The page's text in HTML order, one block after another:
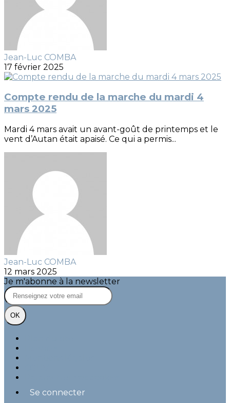
Jean-Luc COMBA
17 février 2025
Compte rendu de la marche du mardi 4
mars 2025
Mardi 4 mars avait un avant-goût de printemps et le
vent d’Autan était apaisé. Ce qui a permis...
Jean-Luc COMBA
12 mars 2025
Je m'abonne à la newsletter
OK
Se connecter